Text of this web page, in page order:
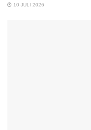
10 JULI 2026